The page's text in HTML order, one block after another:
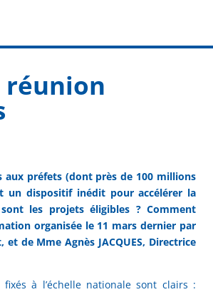
réunion
aux préfets (dont près de 100 millions
un dispositif inédit pour accélérer la
les projets éligibles ? Comment
organisée le 11 mars dernier par
et de Mme Agnès JACQUES, Directrice
à l’échelle nationale sont clairs :